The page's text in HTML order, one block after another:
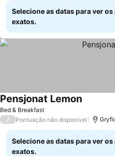
Selecione as datas para ver
exatos.
Bed & Breakfast
Pensjonat Lemon
/ Pontuação não disponível
Selecione as datas para ver
exatos.